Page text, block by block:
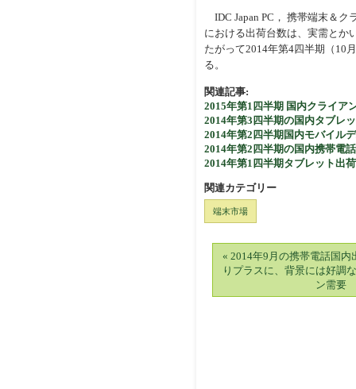
IDC Japan PC， 携帯端末＆ク
における出荷台数は、実需とか
たがって2014年第4四半期（10
る。
関連記事:
2015年第1四半期 国内クライア
2014年第3四半期の国内タブレ
2014年第2四半期国内モバイル
2014年第2四半期の国内携帯電
2014年第1四半期タブレット出
関連カテゴリー
端末市場
« 2014年9月の携帯電話国内
りプラスに、背景には好調
ン需要